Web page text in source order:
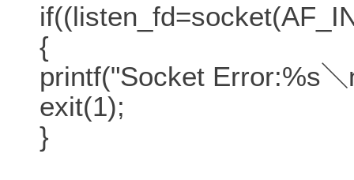
{
printf("Socket Error:%s
exit(1);
}